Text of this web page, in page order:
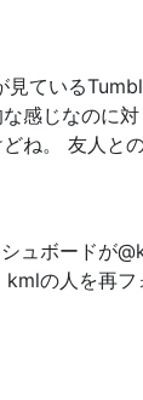
ている
感じなのに
ね。 友人と
ュボードが
の人を再フ